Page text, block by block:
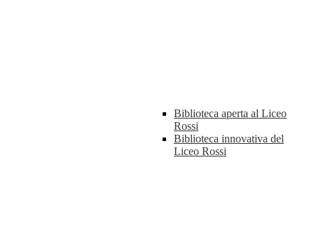
Biblioteca aperta al Liceo
Rossi
Biblioteca innovativa del
Liceo Rossi